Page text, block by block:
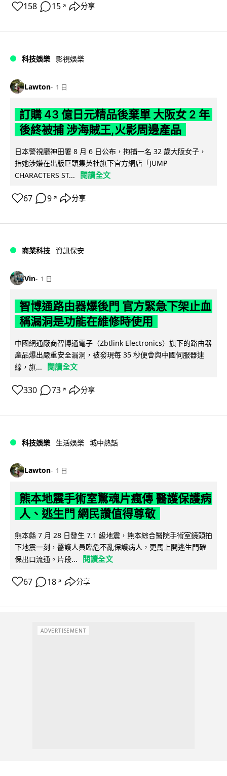
158 15 ↗ 分享
科技娛樂 影視娛樂
Lawton 1 日
訂購 43 億日元精品後棄單 大阪女 2 年
後終被捕 涉海賊王,火影周邊產品
日本警視廳神田署 8 月 6 日公布，拘捕一名 32 歲大阪女子，
指她涉嫌在出版巨頭集英社旗下官方網店「JUMP
CHARACTERS ST...
閱讀全文
67 9 ↗ 分享
商業科技 資訊保安
Vin 1 日
智博通路由器爆後門 官方緊急下架止血
稱漏洞是功能在維修時使用
中國網通廠商智博通電子（Zbtlink Electronics）旗下的路由器
產品爆出嚴重安全漏洞，被發現每 35 秒便會與中國伺服器連
線，旗...
閱讀全文
330 73 ↗ 分享
科技娛樂 生活娛樂 城中熱話
Lawton 1 日
熊本地震手術室驚魂片瘋傳 醫護保護病
人、逃生門 網民讚值得尊敬
熊本縣 7 月 28 日發生 7.1 級地震，熊本綜合醫院手術室鏡頭拍
下地震一刻，醫護人員臨危不亂保護病人，更馬上開逃生門確
保出口流通。片段...
閱讀全文
67 18 ↗ 分享
ADVERTISEMENT